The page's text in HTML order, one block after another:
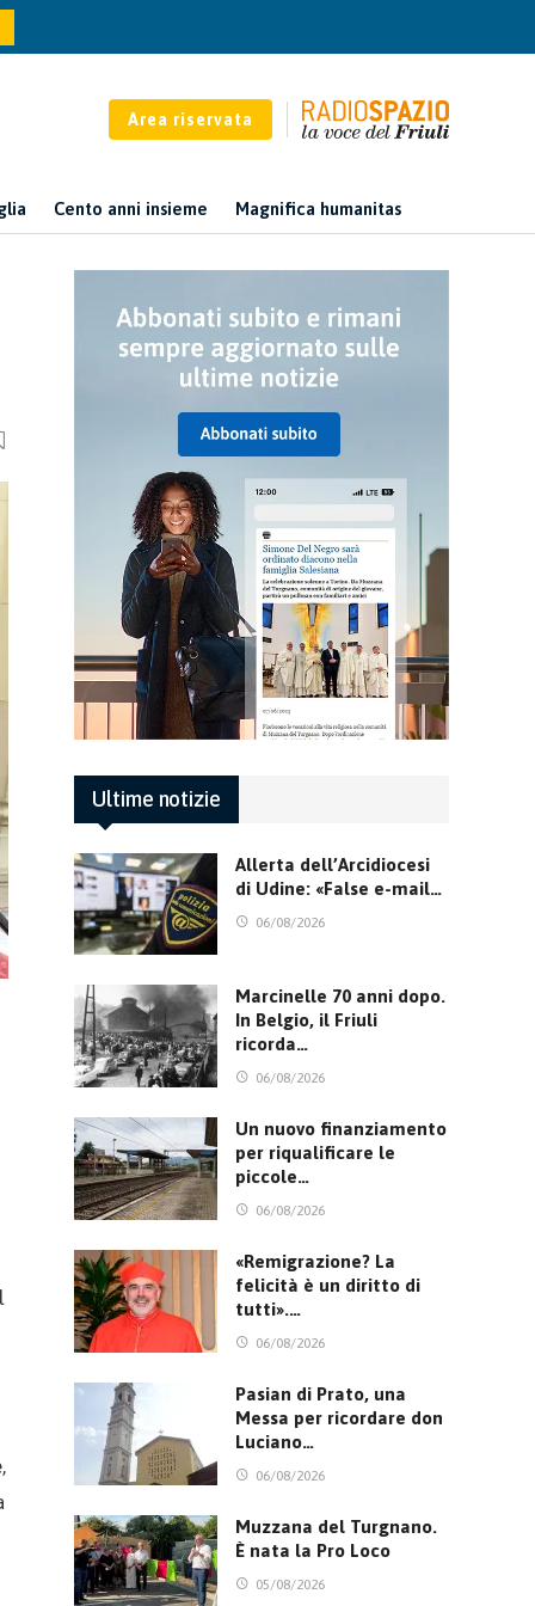
Area riservata
Cento anni insieme Magnifica humanitas
Ultime notizie
Allerta dell’Arcidiocesi
di Udine: «False e-mail…
06/08/2026
Marcinelle 70 anni dopo.
In Belgio, il Friuli
ricorda…
06/08/2026
Un nuovo finanziamento
per riqualificare le
piccole…
06/08/2026
«Remigrazione? La
felicità è un diritto di
tutti».…
06/08/2026
Pasian di Prato, una
Messa per ricordare don
Luciano…
06/08/2026
Muzzana del Turgnano.
È nata la Pro Loco
05/08/2026